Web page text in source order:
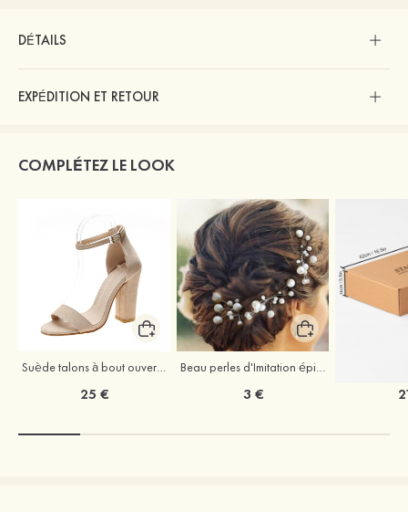
DÉTAILS
EXPÉDITION ET RETOUR
COMPLÉTEZ LE LOOK
Suède talons à bout ouvert sandales talon bottier chaussures pour les soirées
25 €
Beau perles d'Imitation épingles à cheveux coiffe
3 €